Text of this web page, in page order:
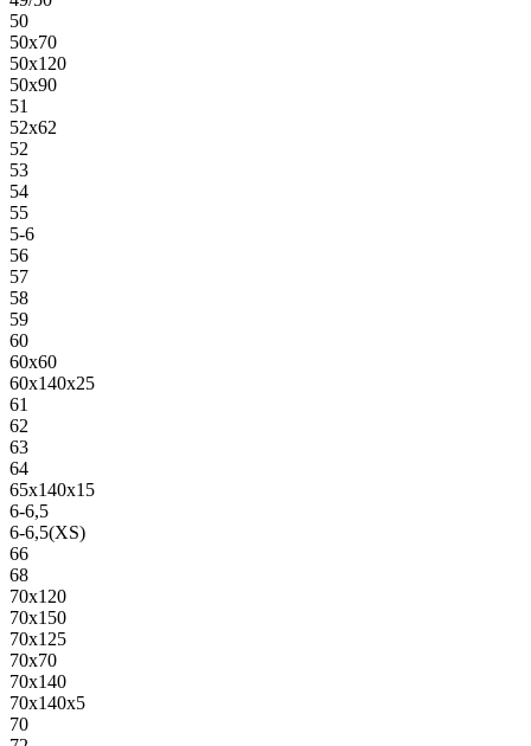
50
50х70
50х120
50х90
51
52х62
52
53
54
55
5-6
56
57
58
59
60
60х60
60х140х25
61
62
63
64
65х140х15
6-6,5
6-6,5(XS)
66
68
70х120
70х150
70х125
70х70
70х140
70х140х5
70